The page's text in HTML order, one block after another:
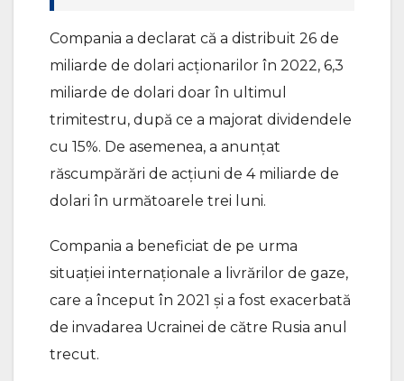
Compania a declarat că a distribuit 26 de
miliarde de dolari acţionarilor în 2022, 6,3
miliarde de dolari doar în ultimul
trimitestru, după ce a majorat dividendele
cu 15%. De asemenea, a anunțat
răscumpărări de acțiuni de 4 miliarde de
dolari în următoarele trei luni.
Compania a beneficiat de pe urma
situaţiei internaționale a livrărilor de gaze,
care a început în 2021 și a fost exacerbată
de invadarea Ucrainei de către Rusia anul
trecut.